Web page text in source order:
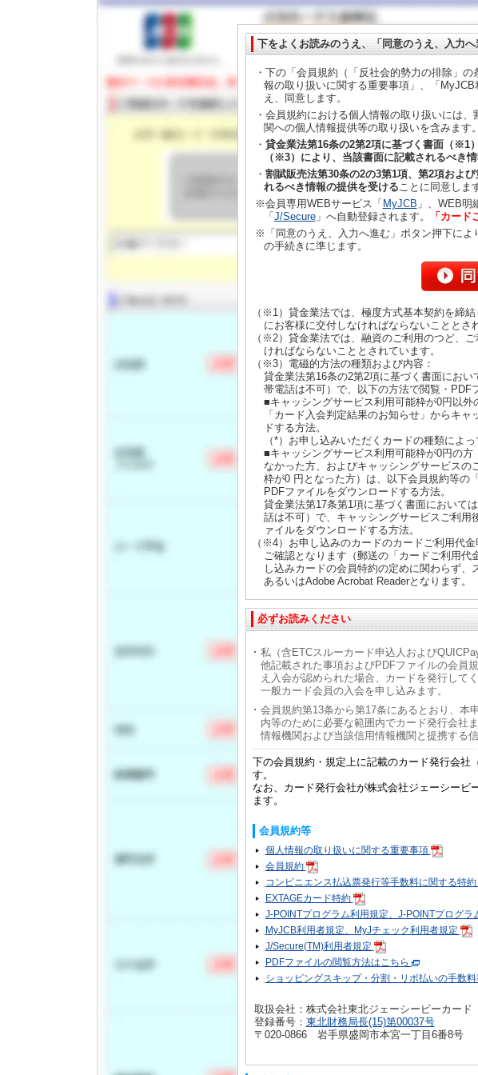
下をよくお読みのうえ、「同意のうえ、入力
・下の「会員規約（「反社会的勢力の排除」
報の取り扱いに関する重要事項」、「
え、同意します。
・会員規約における個人情報の取り扱いには
関への個人情報提供等の取り扱いを含みます。
・ 貸金業法第16条の2第2項に基づく書面（※1
（※3）により、当該書面に記載されるべき
・ 割賦販売法第30条の2の3第1項、第2項およ
れるべき情報の提供を受けることに同意しま
※会員専用WEBサービス「 MyJCB 」、WEB明
「 J/Secure」へ自動登録されます。
「カー
※「同意のうえ、入力へ進む」ボタン押下によ
の手続きに準じます。
（※1）貸金業法では、極度方式基本契約を締
にお客様に交付しなければならないこととさ
（※2）貸金業法では、融資のご利用のつど、
ければならないこととされています。
（※3）電磁的方法の種類および内容：
貸金業法第16条の2第2項に基づく書面にお
帯電話は不可）で、以下の方法で閲覧・PDF
■キャッシングサービス利用可能枠が0円以
「カード入会判定結果のお知らせ」からキ
ドする方法。
（*）お申し込みいただくカードの種類によ
■キャッシングサービス利用可能枠が0円の
なかった方、およびキャッシングサービス
枠が0 円となった方）は、以下会員規約等の
PDFファイルをダウンロードする方法。
貸金業法第17条第1項に基づく書面において
話は不可）で、キャッシングサービスご利
ァイルをダウンロードする方法。
（※4）お申し込みのカードのカードご利用代
ご確認となります（郵送の「カードご利用
し込みカードの会員特約の定めに関わらず
あるいはAdobe Acrobat Readerとなります。
必ずお読みください
私（含ETCスルーカード申込人および
他記載された事項およびPDFファイルの会員
え入会が認められた場合、カードを発行して
一般カード会員の入会を申し込みます。
会員規約第13条から第17条にあるとおり、本
内等のために必要な範囲内でカード発行会社
情報機関および当該信用情報機関と提携する
下の会員規約・規定上に記載のカード発行会社
す。
なお、カード発行会社が株式会社ジェーシービ
ます。
会員規約等
個人情報の取り扱いに関する重要事項
会員規約
コンビニエンス払込票発行等手数料に関する特約
EXTAGEカード特約
J-POINTプログラム利用規定、J-POINTプログラ
MyJCB利用者規定、MyJチェック利用者規定
J/Secure(TM)利用者規定
PDFファイルの閲覧方法はこちら
ショッピングスキップ・分割・リボ払いの手数
取扱会社：株式会社東北ジェーシービーカード
登録番号： 東北財務局長(15)第00037号
〒020-0866 岩手県盛岡市本宮一丁目6番8号